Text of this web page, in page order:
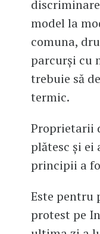
model la
comuna,
parcurși cu
trebuie să
termic.
Proprietarii
plătesc și ei
principii a
Este pentru
protest pe